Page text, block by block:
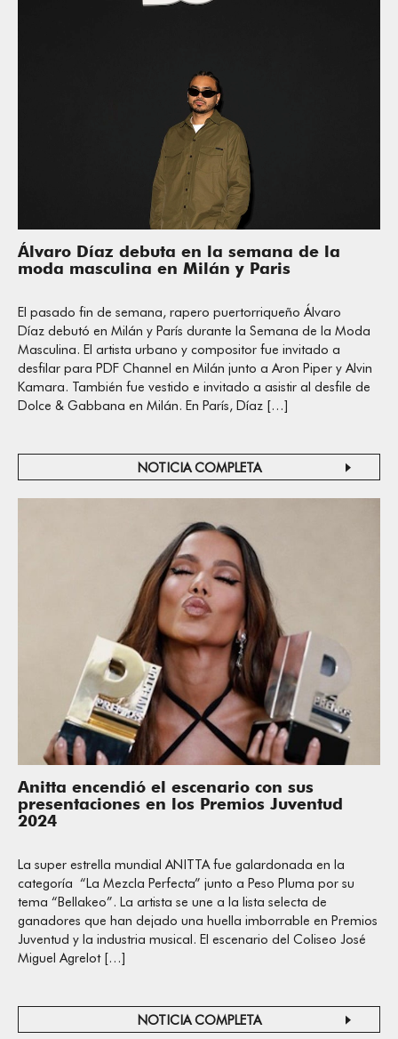
Álvaro Díaz debuta en la semana de la
moda masculina en Milán y Paris
El pasado fin de semana, rapero puertorriqueño Álvaro
Díaz debutó en Milán y París durante la Semana de la Moda
Masculina. El artista urbano y compositor fue invitado a
desfilar para PDF Channel en Milán junto a Aron Piper y Alvin
Kamara. También fue vestido e invitado a asistir al desfile de
Dolce & Gabbana en Milán. En París, Díaz […]
NOTICIA COMPLETA
Anitta encendió el escenario con sus
presentaciones en los Premios Juventud
2024
La super estrella mundial ANITTA fue galardonada en la
categoría “La Mezcla Perfecta” junto a Peso Pluma por su
tema “Bellakeo”. La artista se une a la lista selecta de
ganadores que han dejado una huella imborrable en Premios
Juventud y la industria musical. El escenario del Coliseo José
Miguel Agrelot […]
NOTICIA COMPLETA